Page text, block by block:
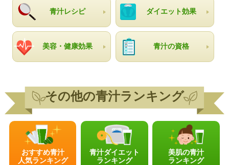
青汁レシピ ダイエット効果
美容・健康効果 青汁の資格
その他の青汁ランキング
おすすめ青汁
人気ランキング
青汁ダイエット
ランキング
美肌の青汁
ランキング